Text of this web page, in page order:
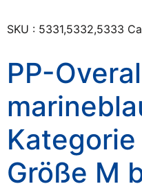
SKU : 5331,5332,5333
PP-
Größe M